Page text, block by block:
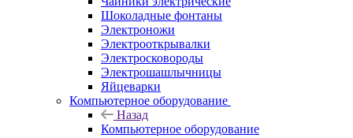
Шоколадные фонтаны
Электроножи
Электрооткрывалки
Электросковороды
Электрошашлычницы
Яйцеварки
Компьютерное оборудование
Назад
Компьютерное оборудование